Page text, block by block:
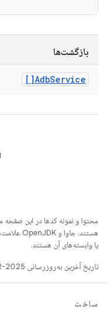
بازگشت‌ها
AdbService[]
محتوا و نمونه کدها در این
یا وابسته‌های آن هستند.
تاریخ آخرین به‌روزرسانی 2025-12-04 به‌وقت ساعت هماهنگ جهانی.
ساخت